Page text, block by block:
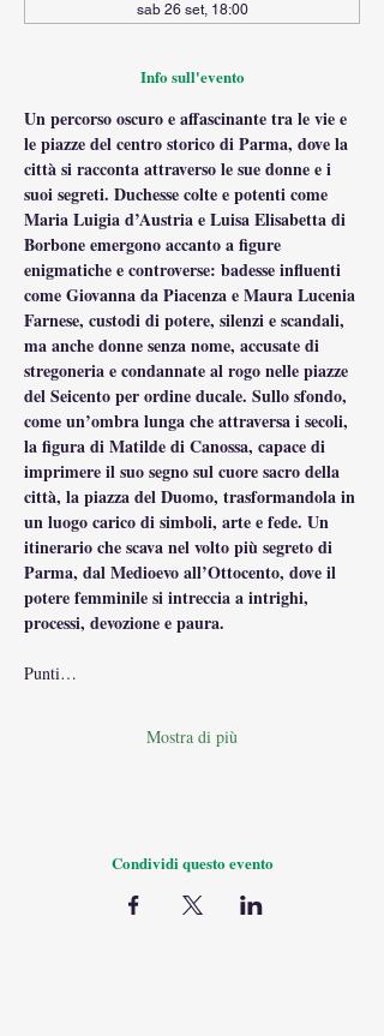
sab 26 set, 18:00
Info sull'evento
Un percorso oscuro e affascinante tra le vie e
le piazze del centro storico di Parma, dove la
città si racconta attraverso le sue donne e i
suoi segreti. Duchesse colte e potenti come
Maria Luigia d’Austria e Luisa Elisabetta di
Borbone emergono accanto a figure
enigmatiche e controverse: badesse influenti
come Giovanna da Piacenza e Maura Lucenia
Farnese, custodi di potere, silenzi e scandali,
ma anche donne senza nome, accusate di
stregoneria e condannate al rogo nelle piazze
del Seicento per ordine ducale. Sullo sfondo,
come un’ombra lunga che attraversa i secoli,
la figura di Matilde di Canossa, capace di
imprimere il suo segno sul cuore sacro della
città, la piazza del Duomo, trasformandola in
un luogo carico di simboli, arte e fede. Un
itinerario che scava nel volto più segreto di
Parma, dal Medioevo all’Ottocento, dove il
potere femminile si intreccia a intrighi,
processi, devozione e paura.
Punti…
Mostra di più
Condividi questo evento